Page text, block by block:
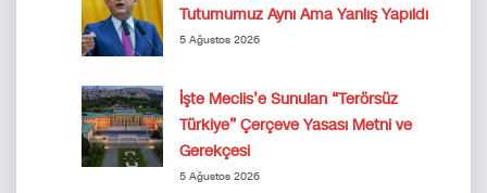
Tutumumuz Aynı Ama Yanlış Yapıldı
5 Ağustos 2026
İşte Meclis’e Sunulan “Terörsüz
Türkiye” Çerçeve Yasası Metni ve
Gerekçesi
5 Ağustos 2026